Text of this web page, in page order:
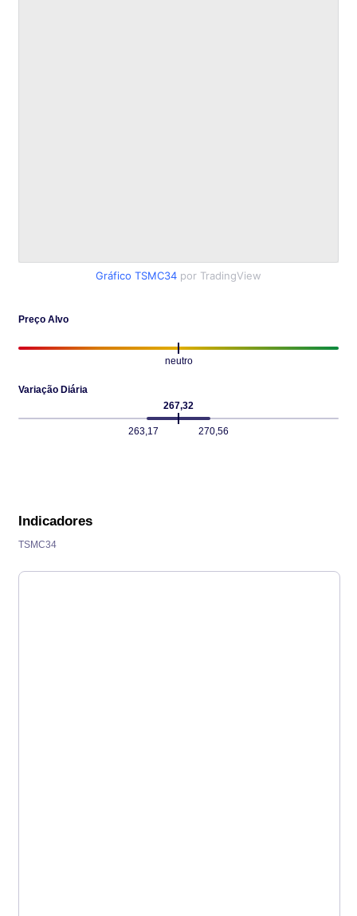
Gráfico TSMC34 por TradingView
Preço Alvo
neutro
Variação Diária
267,32
263,17 270,56
Indicadores
TSMC34